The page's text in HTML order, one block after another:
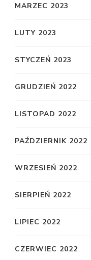
MARZEC 2023
LUTY 2023
STYCZEŃ 2023
GRUDZIEŃ 2022
LISTOPAD 2022
PAŹDZIERNIK 2022
WRZESIEŃ 2022
SIERPIEŃ 2022
LIPIEC 2022
CZERWIEC 2022